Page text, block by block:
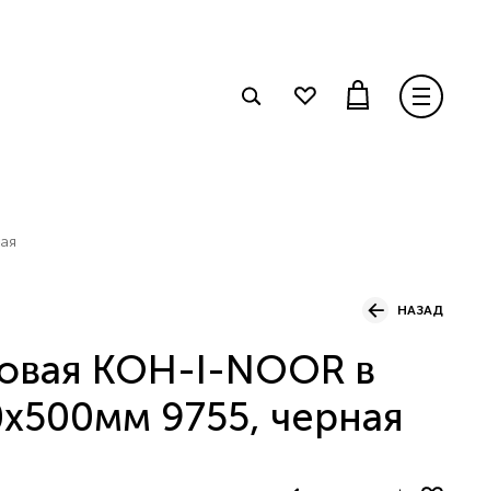
НАЗАД
KOH-I-NOOR в
9755, черная